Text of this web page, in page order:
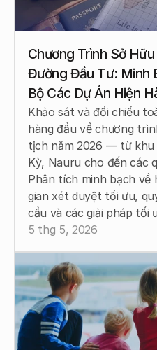
Chương Trình Sở
Đường Đầu Tư: Minh
Bộ Các Dự Án Hiện
Khảo sát và đối chiếu
hàng đầu về chương
tịch năm 2026 — từ khu
Kỳ, Nauru cho đến các
Phân tích minh bạch về
gian xét duyệt tối ưu,
cầu và các giải pháp tối
5 thg 5, 2026